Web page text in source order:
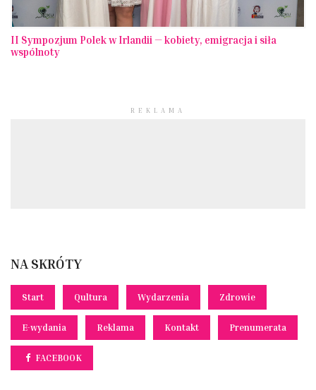
II Sympozjum Polek w Irlandii — kobiety, emigracja i siła
wspólnoty
REKLAMA
NA SKRÓTY
Start Qultura Wydarzenia Zdrowie
E-wydania Reklama Kontakt Prenumerata
FACEBOOK